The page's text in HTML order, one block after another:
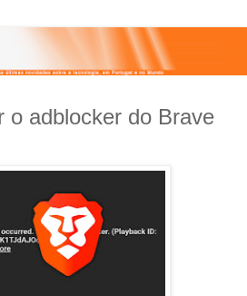
o adblocker do Brave